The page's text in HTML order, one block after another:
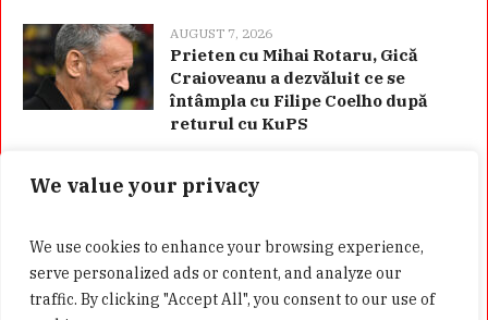
We value your privacy
We use cookies to enhance your browsing experience,
serve personalized ads or content, and analyze our
traffic. By clicking "Accept All", you consent to our use of
AUGUST 7, 2026
Prieten cu Mihai Rotaru, Gică
Craioveanu a dezvăluit ce se
întâmpla cu Filipe Coelho după
returul cu KuPS
Categorii